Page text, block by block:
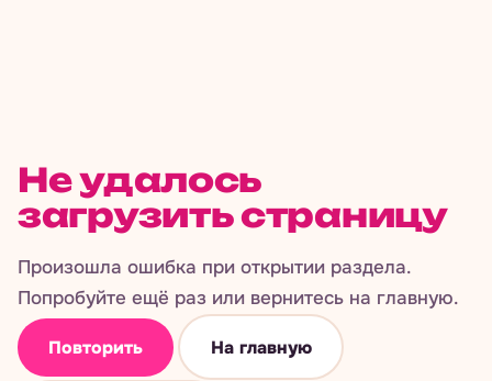
Не удалось
загрузить страницу
Произошла ошибка при открытии раздела.
Попробуйте ещё раз или вернитесь на главную.
Повторить На главную